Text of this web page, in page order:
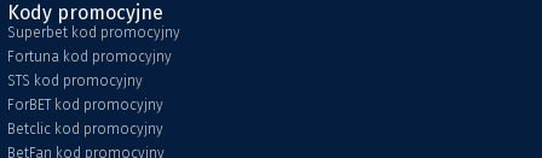
Kody promocyjne
Superbet kod promocyjny
Fortuna kod promocyjny
STS kod promocyjny
ForBET kod promocyjny
Betclic kod promocyjny
BetFan kod promocyjny